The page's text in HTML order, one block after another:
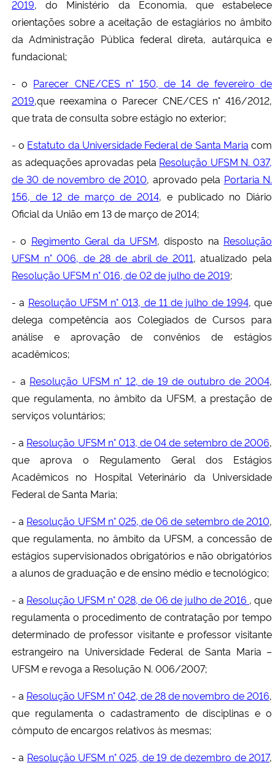
2019, do Ministério da Economia, que estabelece
orientações sobre a aceitação de estagiários no âmbito
da Administração Pública federal direta, autárquica e
fundacional;
- o Parecer CNE/CES n° 150, de 14 de fevereiro de
2019,que reexamina o Parecer CNE/CES n° 416/2012,
que trata de consulta sobre estágio no exterior;
- o Estatuto da Universidade Federal de Santa Maria com
as adequações aprovadas pela Resolução UFSM N. 037,
de 30 de novembro de 2010, aprovado pela Portaria N.
156, de 12 de março de 2014, e publicado no Diário
Oficial da União em 13 de março de 2014;
- o Regimento Geral da UFSM, disposto na Resolução
UFSM n° 006, de 28 de abril de 2011, atualizado pela
Resolução UFSM n° 016, de 02 de julho de 2019;
- a Resolução UFSM n° 013, de 11 de julho de 1994, que
delega competência aos Colegiados de Cursos para
análise e aprovação de convênios de estágios
acadêmicos;
- a Resolução UFSM n° 12, de 19 de outubro de 2004,
que regulamenta, no âmbito da UFSM, a prestação de
serviços voluntários;
- a Resolução UFSM n° 013, de 04 de setembro de 2006,
que aprova o Regulamento Geral dos Estágios
Acadêmicos no Hospital Veterinário da Universidade
Federal de Santa Maria;
- a Resolução UFSM n° 025, de 06 de setembro de 2010,
que regulamenta, no âmbito da UFSM, a concessão de
estágios supervisionados obrigatórios e não obrigatórios
a alunos de graduação e de ensino médio e tecnológico;
- a Resolução UFSM n° 028, de 06 de julho de 2016 , que
regulamenta o procedimento de contratação por tempo
determinado de professor visitante e professor visitante
estrangeiro na Universidade Federal de Santa Maria –
UFSM e revoga a Resolução N. 006/2007;
- a Resolução UFSM n° 042, de 28 de novembro de 2016,
que regulamenta o cadastramento de disciplinas e o
cômputo de encargos relativos às mesmas;
- a Resolução UFSM n° 025, de 19 de dezembro de 2017,